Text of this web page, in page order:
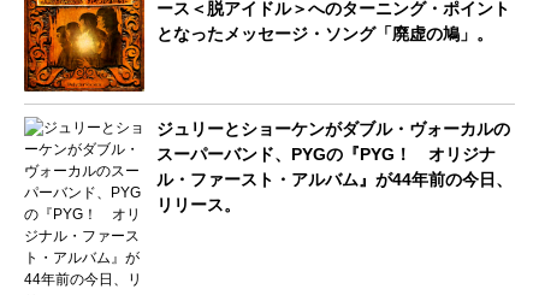
ース＜脱アイドル＞へのターニング・ポイント
となったメッセージ・ソング「廃虚の鳩」。
ジュリーとショーケンがダブル・ヴォーカルの
スーパーバンド、PYGの『PYG！ オリジナ
ル・ファースト・アルバム』が44年前の今日、
リリース。